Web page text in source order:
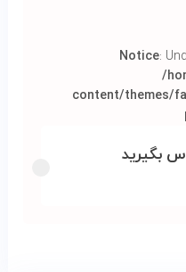
Notice:
/
content/themes/
بگیرید